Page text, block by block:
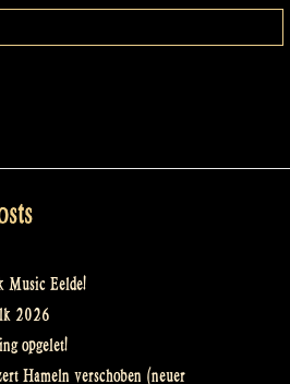
Music Eelde!
2026
opgelet!
Hameln verschoben (neuer